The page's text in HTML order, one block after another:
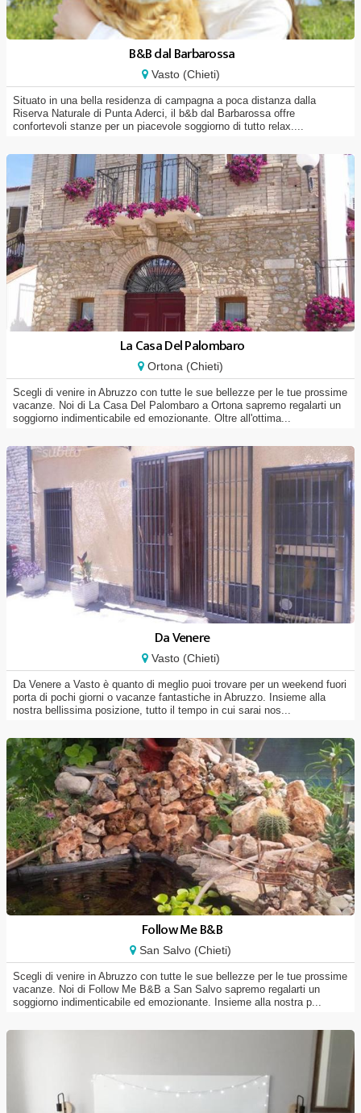
B&B dal Barbarossa
Vasto (Chieti)
Situato in una bella residenza di campagna a poca distanza dalla
Riserva Naturale di Punta Aderci, il b&b dal Barbarossa offre
confortevoli stanze per un piacevole soggiorno di tutto relax....
La Casa Del Palombaro
Ortona (Chieti)
Scegli di venire in Abruzzo con tutte le sue bellezze per le tue prossime
vacanze. Noi di La Casa Del Palombaro a Ortona sapremo regalarti un
soggiorno indimenticabile ed emozionante. Oltre all'ottima...
Da Venere
Vasto (Chieti)
Da Venere a Vasto è quanto di meglio puoi trovare per un weekend fuori
porta di pochi giorni o vacanze fantastiche in Abruzzo. Insieme alla
nostra bellissima posizione, tutto il tempo in cui sarai nos...
Follow Me B&B
San Salvo (Chieti)
Scegli di venire in Abruzzo con tutte le sue bellezze per le tue prossime
vacanze. Noi di Follow Me B&B a San Salvo sapremo regalarti un
soggiorno indimenticabile ed emozionante. Insieme alla nostra p...